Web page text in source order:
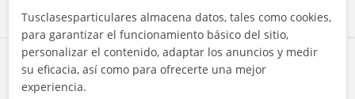
Ver todas las valoraciones
Reconocimientos
Tusclasesparticulares almacena datos, tales como cookies,
para garantizar el funcionamiento básico del sitio,
personalizar el contenido, adaptar los anuncios y medir
su eficacia, así como para ofrecerte una mejor
experiencia.